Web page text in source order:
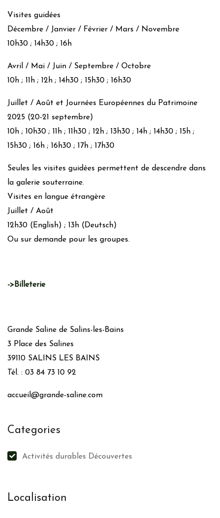
Visites guidées
Décembre / Janvier / Février / Mars / Novembre
10h30 ; 14h30 ; 16h
Avril / Mai / Juin / Septembre / Octobre
10h ; 11h ; 12h ; 14h30 ; 15h30 ; 16h30
Juillet / Août et Journées Européennes du Patrimoine
2025 (20-21 septembre)
10h ; 10h30 ; 11h ; 11h30 ; 12h ; 13h30 ; 14h ; 14h30 ; 15h ;
15h30 ; 16h ; 16h30 ; 17h ; 17h30
Seules les visites guidées permettent de descendre dans
la galerie souterraine.
Visites en langue étrangère
Juillet / Août
12h30 (English) ; 13h (Deutsch)
Ou sur demande pour les groupes.
->Billeterie
Grande Saline de Salins-les-Bains
3 Place des Salines
39110 SALINS LES BAINS
Tél. : 03 84 73 10 92
accueil@grande-saline.com
Categories
Activités durables Découvertes
Localisation